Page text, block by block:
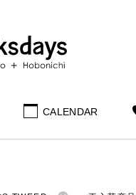
CALENDAR